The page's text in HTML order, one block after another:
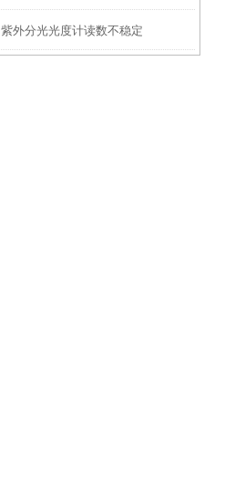
硕科学口碑好 + 原厂正品可溯源
紫外分光光度计读数不稳定